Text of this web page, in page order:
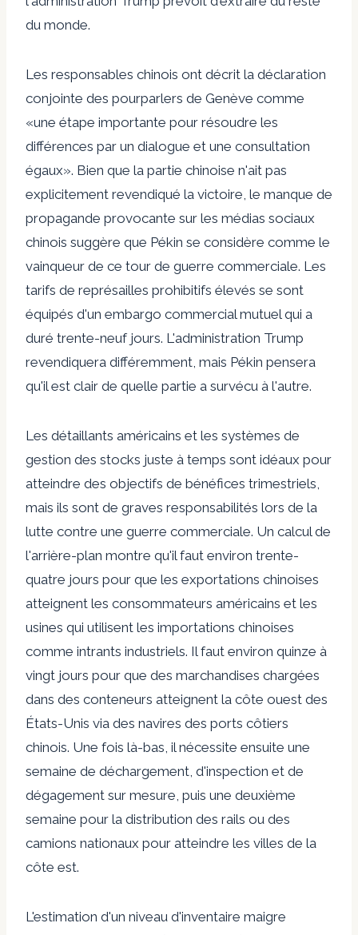
du monde.
Les responsables chinois ont décrit la déclaration
conjointe des pourparlers de Genève comme
«une étape importante pour résoudre les
différences par un dialogue et une consultation
égaux». Bien que la partie chinoise n'ait pas
explicitement revendiqué la victoire, le manque de
propagande provocante sur les médias sociaux
chinois suggère que Pékin se considère comme le
vainqueur de ce tour de guerre commerciale. Les
tarifs de représailles prohibitifs élevés se sont
équipés d'un embargo commercial mutuel qui a
duré trente-neuf jours. L'administration Trump
revendiquera différemment, mais Pékin pensera
qu'il est clair de quelle partie a survécu à l'autre.
Les détaillants américains et les systèmes de
gestion des stocks juste à temps sont idéaux pour
atteindre des objectifs de bénéfices trimestriels,
mais ils sont de graves responsabilités lors de la
lutte contre une guerre commerciale. Un calcul de
l'arrière-plan montre qu'il faut environ trente-
quatre jours pour que les exportations chinoises
atteignent les consommateurs américains et les
usines qui utilisent les importations chinoises
comme intrants industriels. Il faut environ quinze à
vingt jours pour que des marchandises chargées
dans des conteneurs atteignent la côte ouest des
États-Unis via des navires des ports côtiers
chinois. Une fois là-bas, il nécessite ensuite une
semaine de déchargement, d'inspection et de
dégagement sur mesure, puis une deuxième
semaine pour la distribution des rails ou des
camions nationaux pour atteindre les villes de la
côte est.
L'estimation d'un niveau d'inventaire maigre